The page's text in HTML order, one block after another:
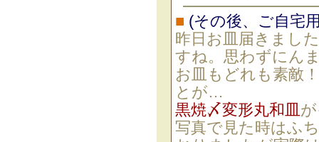
■ (その後、ご自宅
昨日お皿届きまし
すね。思わずにん
お皿もどれも素敵
とが…
黒焼〆変形丸和皿
写真で見た時はふ